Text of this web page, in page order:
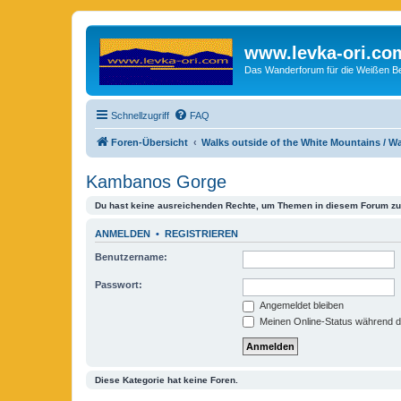
www.levka-
Das Wanderforum für die Weißen
Schnellzugriff FAQ
Foren-Übersicht Walks outside of the White Mountains /
Kambanos Gorge
Du hast keine ausreichenden Rechte, um Themen in diesem Forum
ANMELDEN • REGISTRIEREN
Benutzername:
Passwort:
Angemeldet bleiben
Meinen Online-Status während
Diese Kategorie hat keine Foren.